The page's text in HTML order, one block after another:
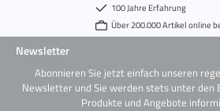
100 Jahre Erfahrung
Über 200.000 Artikel online
Newsletter
Abonnieren Sie jetzt einfach unseren
Newsletter und Sie werden stets unter den
Produkte und Angebote